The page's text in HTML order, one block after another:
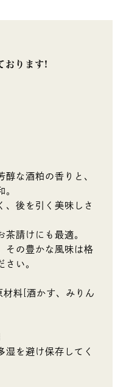
おります!
醇な酒粕の香りと、
。
、後を引く美味しさ
茶請けにも最適。
その豊かな風味は格
さい。
料[酒かす、みりん
湿を避け保存してく